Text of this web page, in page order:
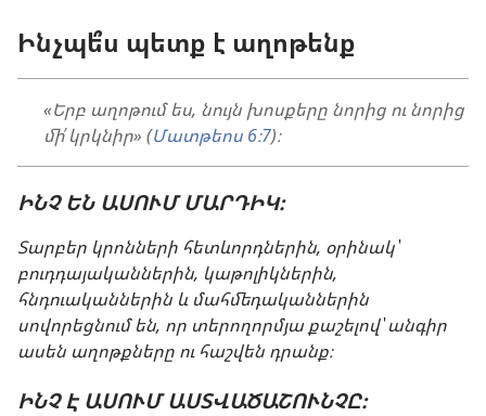
Ինչպե՞ս պետք է աղոթենք
«Երբ աղոթում ես, նույն խոսքերը նորից ու նորից
մի՛ կրկնիր» (Մատթեոս 6։7)։
ԻՆՉ ԵՆ ԱՍՈՒՄ ՄԱՐԴԻԿ։
Տարբեր կրոնների հետևորդներին, օրինակ՝
բուդդայականներին, կաթոլիկներին,
հնդուականներին և մահմեդականներին
սովորեցնում են, որ տերողորմյա քաշելով՝ անգիր
ասեն աղոթքները ու հաշվեն դրանք։
ԻՆՉ Է ԱՍՈՒՄ ԱՍՏՎԱԾԱՇՈՒՆՉԸ։